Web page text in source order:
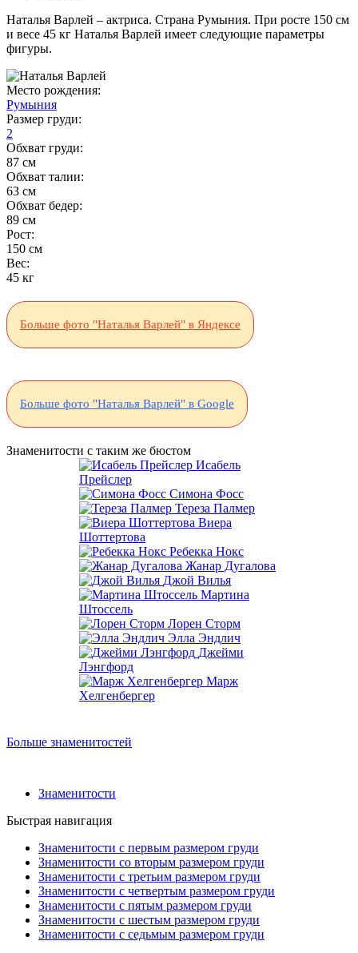
Наталья Варлей – актриса. Страна Румыния. При росте 150 см
и весе 45 кг Наталья Варлей имеет следующие параметры
фигуры.
Место рождения:
Румыния
Размер груди:
2
Обхват груди:
87 см
Обхват талии:
63 см
Обхват бедер:
89 см
Рост:
150 см
Вес:
45 кг
Больше фото "Наталья Варлей" в Яндексе
Больше фото "Наталья Варлей" в Google
Знаменитости с таким же бюстом
Исабель
Прейслер
Симона Фосс
Тереза Палмер
Виера
Шоттертова
Ребекка Нокс
Жанар Дугалова
Джой Вилья
Мартина
Штоссель
Лорен Сторм
Элла Эндлич
Джейми
Лэнгфорд
Марж
Хелгенбергер
Больше знаменитостей
Знаменитости
Быстрая навигация
Знаменитости с первым размером груди
Знаменитости со вторым размером груди
Знаменитости с третьим размером груди
Знаменитости с четвертым размером груди
Знаменитости с пятым размером груди
Знаменитости с шестым размером груди
Знаменитости с седьмым размером груди